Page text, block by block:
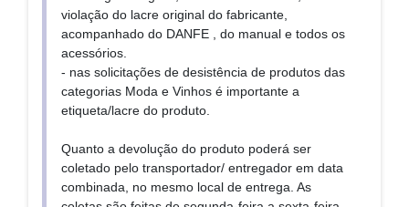
violação do lacre original do fabricante,
acompanhado do DANFE , do manual e todos os
acessórios.
- nas solicitações de desistência de produtos das
categorias Moda e Vinhos é importante a
etiqueta/lacre do produto.
Quanto a devolução do produto poderá ser
coletado pelo transportador/ entregador em data
combinada, no mesmo local de entrega. As